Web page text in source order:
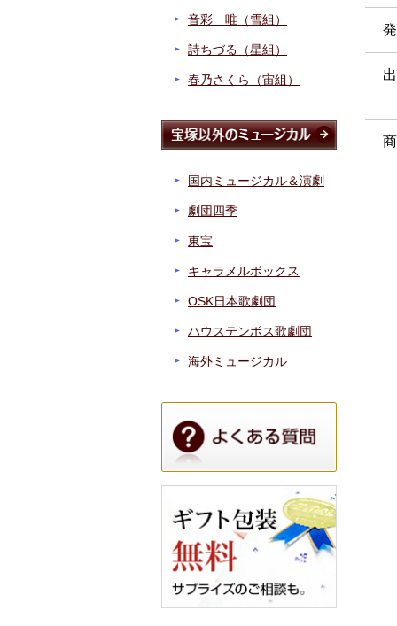
音彩 唯（雪組）
詩ちづる（星組）
春乃さくら（宙組）
国内ミュージカル＆演劇
劇団四季
東宝
キャラメルボックス
OSK日本歌劇団
ハウステンボス歌劇団
海外ミュージカル